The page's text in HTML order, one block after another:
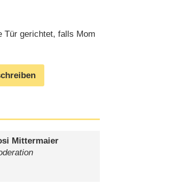
Tür gerichtet, falls Mom
Mittermaier